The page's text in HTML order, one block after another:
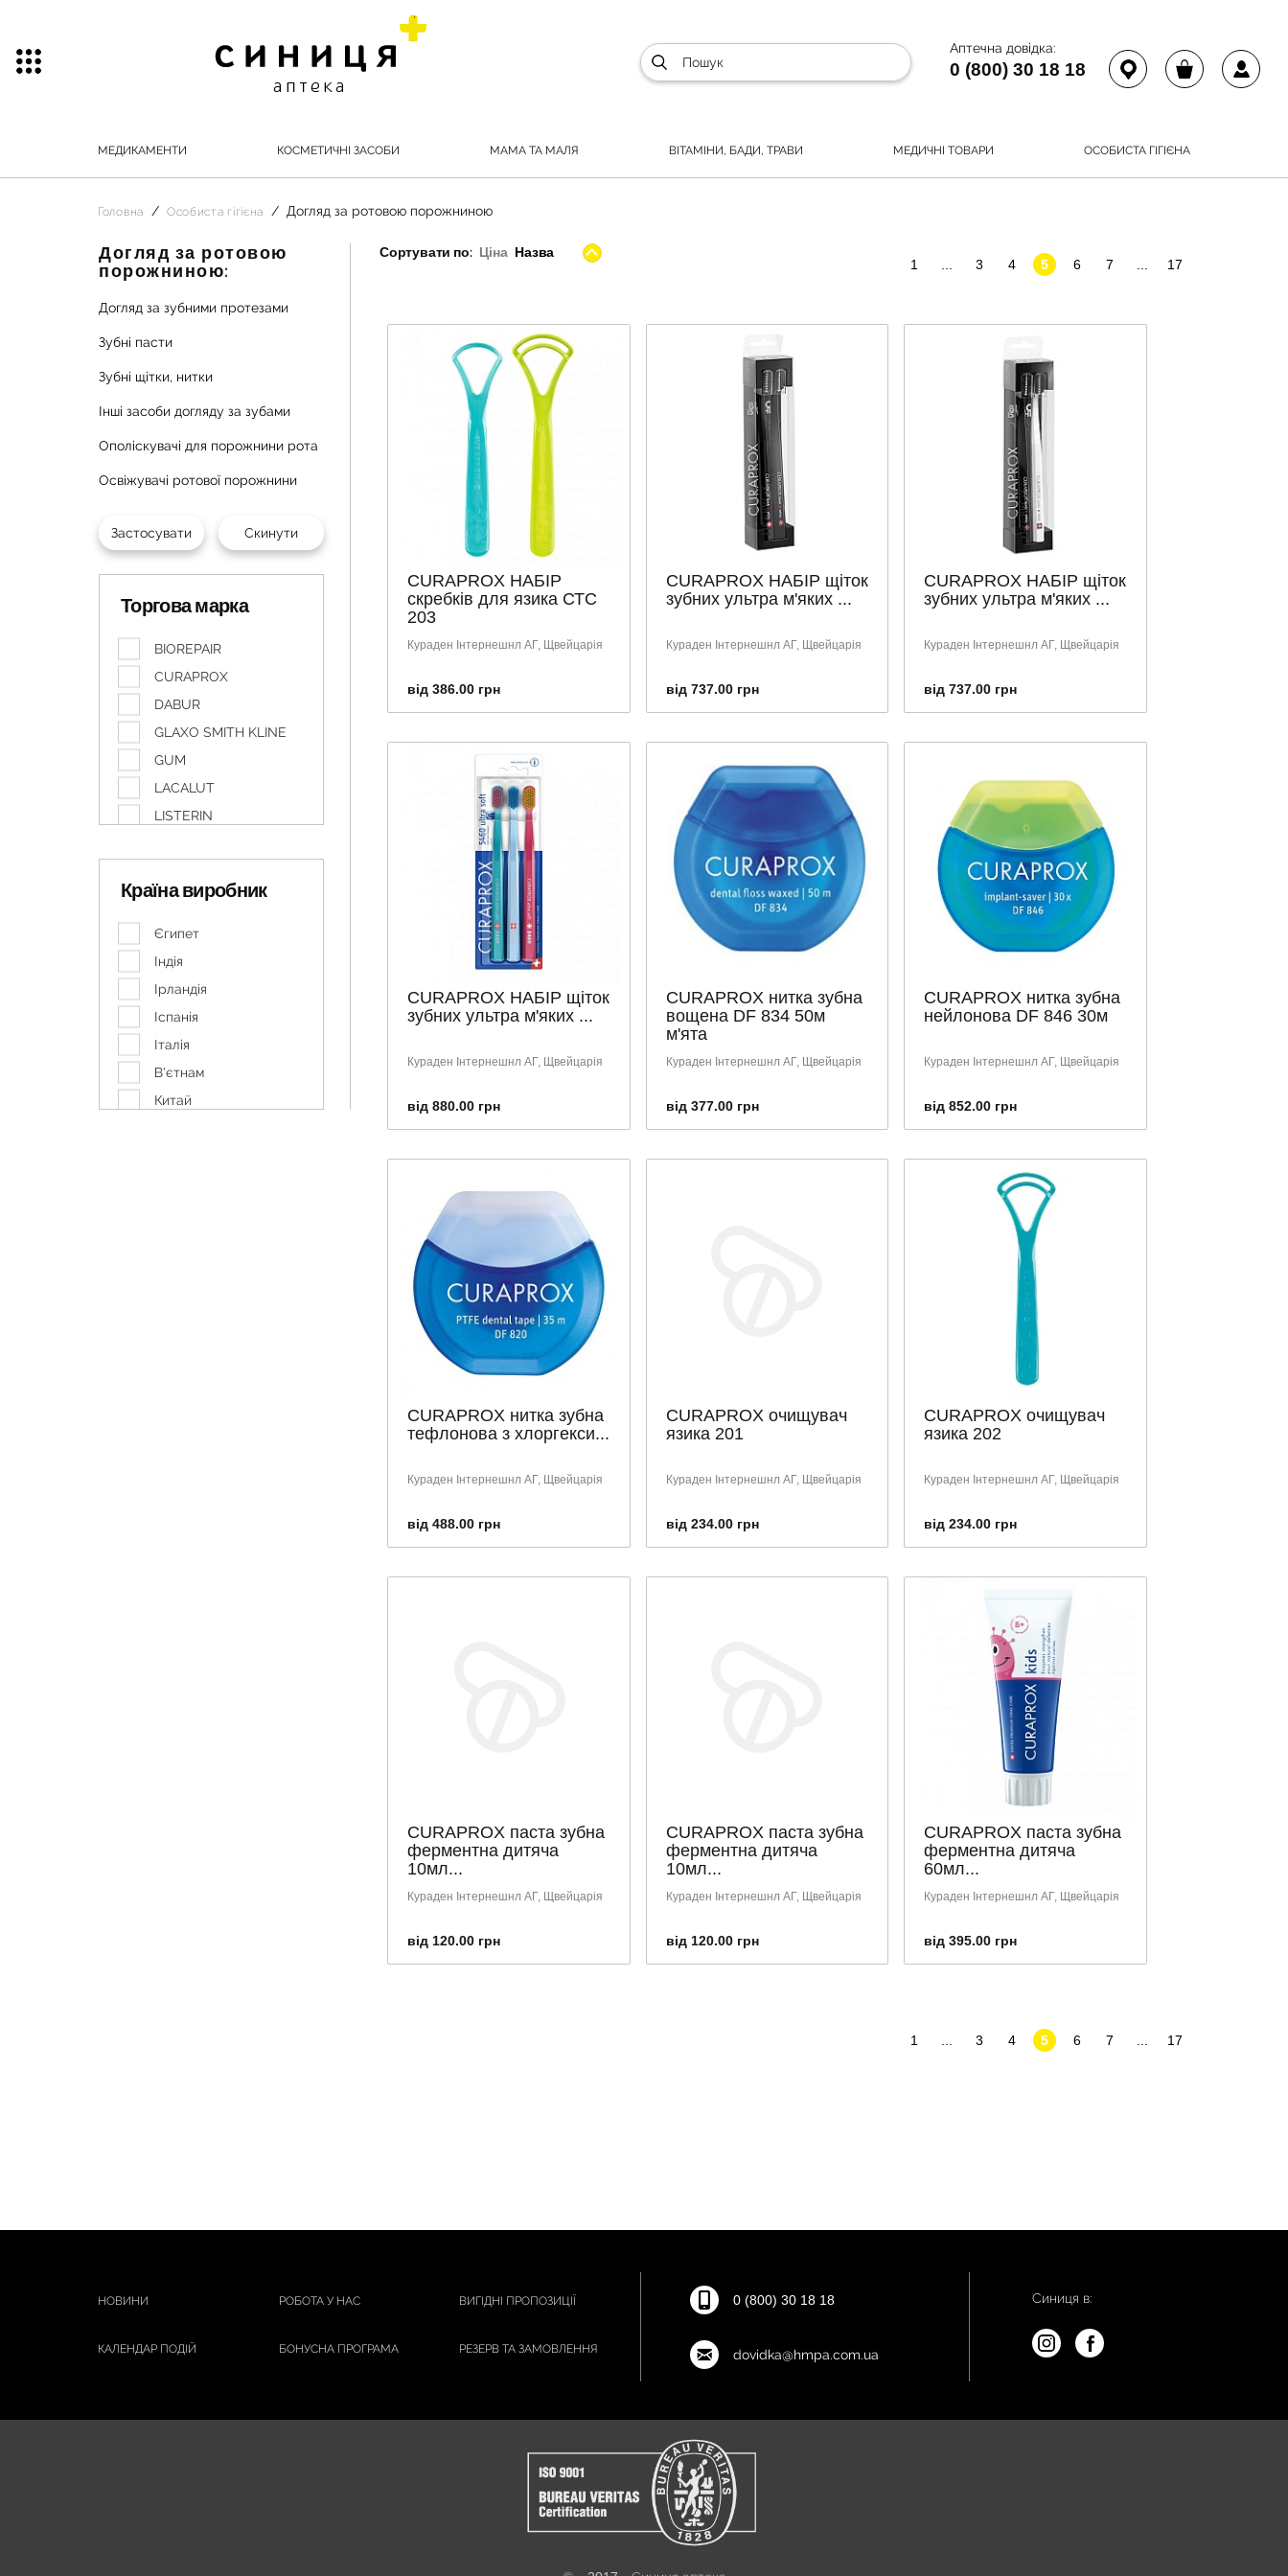
Аптечна довідка:
0 (800) 30 18 18
МЕДИКАМЕНТИ КОСМЕТИЧНІ ЗАСОБИ МАМА ТА МАЛЯ ВІТАМІНИ, БАДИ, ТРАВИ МЕДИЧНІ ТОВАРИ ОСОБИСТА ГІГІЄНА
Головна Особиста гігієна Догляд за ротовою порожниною
Догляд за ротовою
порожниною:
Догляд за зубними протезами
Зубні пасти
Зубні щітки, нитки
Інші засоби догляду за зубами
Ополіскувачі для порожнини рота
Освіжувачі ротової порожнини
Торгова марка
BIOREPAIR
CURAPROX
DABUR
GLAXO SMITH KLINE
GUM
LACALUT
LISTERIN
MARVIS
PARODONTAX
PIERROT
PRESIDENT
SENSODYNE
TEBODONT
VEGA
VITIS
Країна виробник
Єгипет
Індія
Ірландія
Іспанія
Італія
В'єтнам
Китай
Сортувати по: Ціна Назва
1
3 4 5 6 7 17
CURAPROX НАБІР
скребків для язика СТС
203
Кураден Інтернешнл АГ, Щвейцарія
від 386.00 грн
CURAPROX НАБІР щіток
зубних ультра м'яких ...
Кураден Інтернешнл АГ, Щвейцарія
від 737.00 грн
CURAPROX НАБІР щіток
зубних ультра м'яких ...
Кураден Інтернешнл АГ, Щвейцарія
від 737.00 грн
CURAPROX НАБІР щіток
зубних ультра м'яких ...
Кураден Інтернешнл АГ, Щвейцарія
від 880.00 грн
CURAPROX нитка зубна
вощена DF 834 50м
м'ята
Кураден Інтернешнл АГ, Щвейцарія
від 377.00 грн
CURAPROX нитка зубна
нейлонова DF 846 30м
Кураден Інтернешнл АГ, Щвейцарія
від 852.00 грн
CURAPROX нитка зубна
тефлонова з хлоргекси...
Кураден Інтернешнл АГ, Щвейцарія
від 488.00 грн
CURAPROX очищувач
язика 201
Кураден Інтернешнл АГ, Щвейцарія
від 234.00 грн
CURAPROX очищувач
язика 202
Кураден Інтернешнл АГ, Щвейцарія
від 234.00 грн
CURAPROX паста зубна
ферментна дитяча
10мл...
Кураден Інтернешнл АГ, Щвейцарія
від 120.00 грн
CURAPROX паста зубна
ферментна дитяча
10мл...
Кураден Інтернешнл АГ, Щвейцарія
від 120.00 грн
CURAPROX паста зубна
ферментна дитяча
60мл...
Кураден Інтернешнл АГ, Щвейцарія
від 395.00 грн
1 3 4 5 6 7 17
НОВИНИ РОБОТА У НАС ВИГІДНІ ПРОПОЗИЦІЇ
КАЛЕНДАР ПОДІЙ БОНУСНА ПРОГРАМА РЕЗЕРВ ТА ЗАМОВЛЕННЯ
0 (800) 30 18 18
dovidka@hmpa.com.ua
Синиця в: